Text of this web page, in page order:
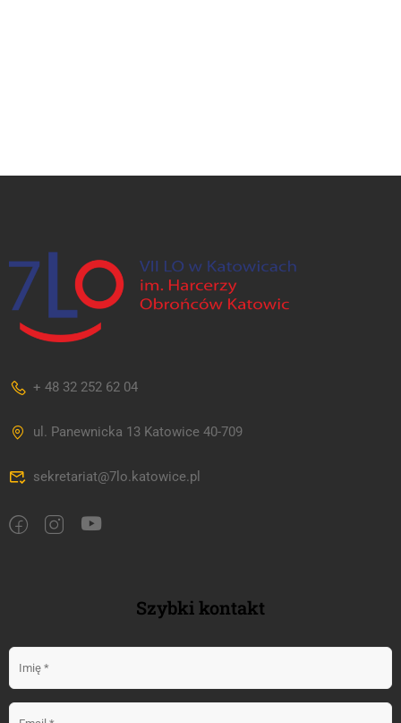
+ 48 32 252 62 04
ul. Panewnicka 13 Katowice 40-709
sekretariat@7lo.katowice.pl
Szybki kontakt